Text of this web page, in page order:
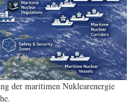
der maritimen Nuklearenergie